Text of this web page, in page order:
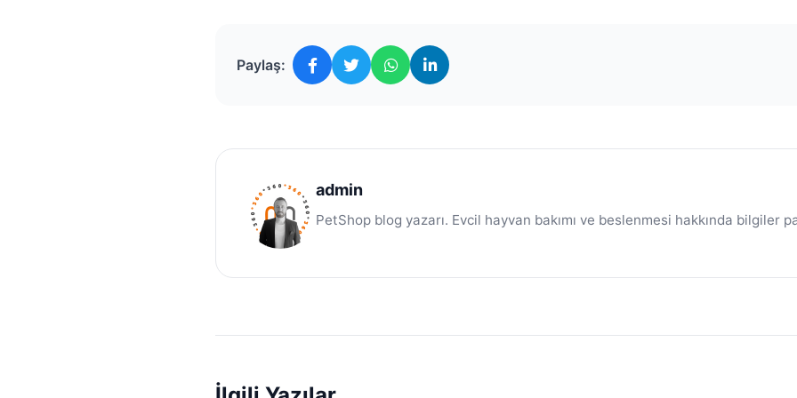
Paylaş:
admin
PetShop blog yazarı. Evcil hayvan bakımı ve beslenmesi hakkında bilgiler